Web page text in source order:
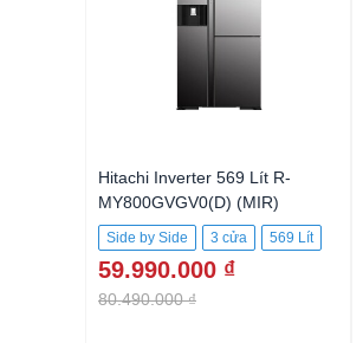
Hitachi Inverter 569 Lít R-
MY800GVGV0(D) (MIR)
Side by Side 3 cửa 569 Lít
59.990.000 ₫
80.490.000 ₫